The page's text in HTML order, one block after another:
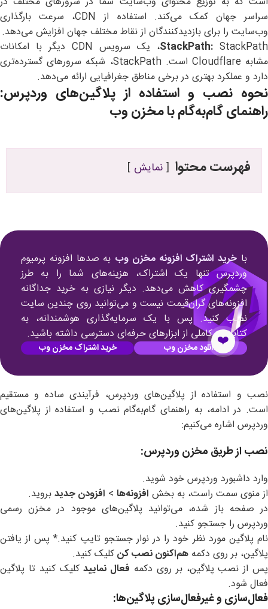
سراسر جهان کمک می‌کند. استفاده از CDN، سرعت بارگذاری
وب‌سایت را برای بازدیدکنندگان از نقاط مختلف جهان افزایش می‌دهد.
StackPath:
StackPath، یک سرویس CDN دیگر با امکانات
مشابه Cloudflare است. StackPath، شبکه سرورهای گسترده‌تری
دارد و عملکرد بهتری در برخی مناطق جغرافیایی ارائه می‌دهد.
نحوه نصب و استفاده از پلاگین‌های وردپرس:
راهنمای گام‌به‌گام با مخزن وب
فهرست محتوا نمایش
با خرید اشتراک افزونه مخزن وب به صدها افزونه پرمیوم
وردپرس تنها یک اشتراک، هزینه‌های شما را به طرز
چشمگیری کاهش می‌دهد. دیگر نیازی به خرید جداگانه
افزونه‌های گران‌قیمت نیست و می‌توانید روی چندین سایت
نصب کنید. پس با یک سرمایه‌گذاری هوشمندانه، به
کتابخانه کاملی از ابزارهای حرفه‌ای دسترسی داشته باشید.
دانلود مخزن وب❤️ خرید اشتراک مخزن وب
نصب و استفاده از پلاگین‌های وردپرس، فرآیندی ساده و مستقیم
است. در ادامه، به راهنمای گام‌به‌گام نصب و استفاده از پلاگین‌های
وردپرس اشاره می‌کنیم:
نصب از طریق مخزن وردپرس:
وارد داشبورد وردپرس خود شوید.
از منوی سمت راست، به بخش افزونه‌ها > افزودن جدیدبروید.
در صفحه باز شده، می‌توانید پلاگین‌های موجود در مخزن رسمی
وردپرس را جستجو کنید.
نام پلاگین مورد نظر خود را در نوار جستجو تایپ کنید.* پس از یافتن
پلاگین، بر روی دکمه هم‌اکنون نصب کنکلیک کنید.
پس از نصب پلاگین، بر روی دکمه فعال نماییدکلیک کنید تا پلاگین
فعال شود.
فعال‌سازی و غیرفعال‌سازی پلاگین‌ها: